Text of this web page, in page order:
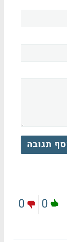
תגובה
0
0